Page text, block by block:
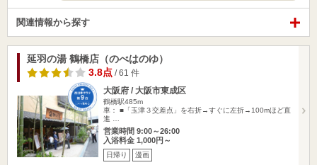
関連情報から探す
延羽の湯 鶴橋店（のべはのゆ）
3.8点 / 61 件
大阪府 / 大阪市東成区
鶴橋駅485m
車： ■「玉津３交差点」を右折→すぐに左折→100mほど直
進 …
営業時間 9:00～26:00
入浴料金 1,000円～
日帰り 漫画